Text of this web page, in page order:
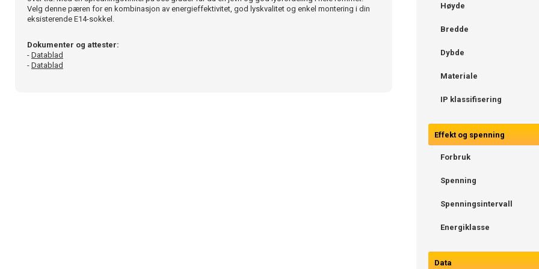
Velg denne pæren for en kombinasjon av energieffektivitet, god lyskvalitet og enkel montering i din
eksisterende E14-sokkel.
Dokumenter og attester:
- Datablad
- Datablad
Høyde
Bredde
Dybde
Materiale
IP klassifisering
Effekt og spenning
Forbruk
Spenning
Spenningsintervall
Energiklasse
Data